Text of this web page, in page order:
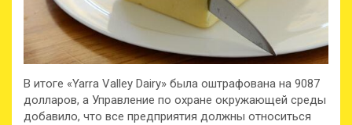
В итоге «Yarra Valley Dairy» была оштрафована на 9087
долларов, а Управление по охране окружающей среды
добавило, что все предприятия должны относиться